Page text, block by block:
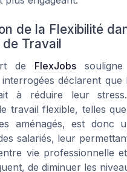
de la Flexibilité
Travail
de FlexJobs
déclarent que
à réduire leur
travail flexible, telles
aménagés, est donc
salariés, leur
vie professionnelle
de diminuer les